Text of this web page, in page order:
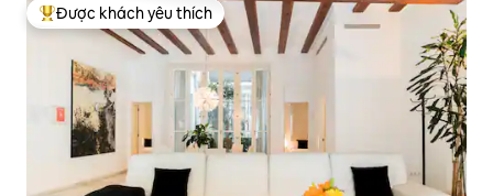
Được khách yêu thích nhất
Được khách yêu thích